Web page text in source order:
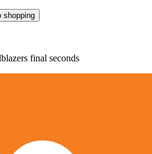
shopping
final seconds